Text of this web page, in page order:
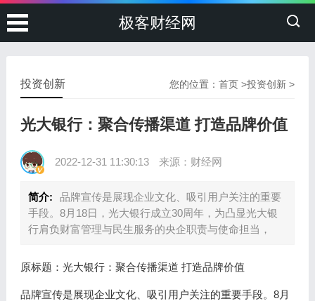
极客财经网
您的位置：首页 >投资创新 >
投资创新
光大银行：聚合传播渠道 打造品牌价值
2022-12-31 11:30:13 来源：财经网
简介:
品牌宣传是展现企业文化、吸引用户关注的重要
手段。8月18日，光大银行成立30周年，为凸显光大银
行肩负财富管理与民生服务的央企职责与使命担当，
原标题：光大银行：聚合传播渠道 打造品牌价值
品牌宣传是展现企业文化、吸引用户关注的重要手段。8月